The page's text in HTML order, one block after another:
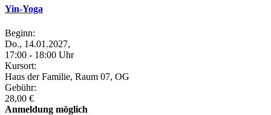
Yin-Yoga
Beginn:
Do., 14.01.2027,
17:00 - 18:00 Uhr
Kursort:
Haus der Familie, Raum 07, OG
Gebühr:
28,00 €
Anmeldung möglich